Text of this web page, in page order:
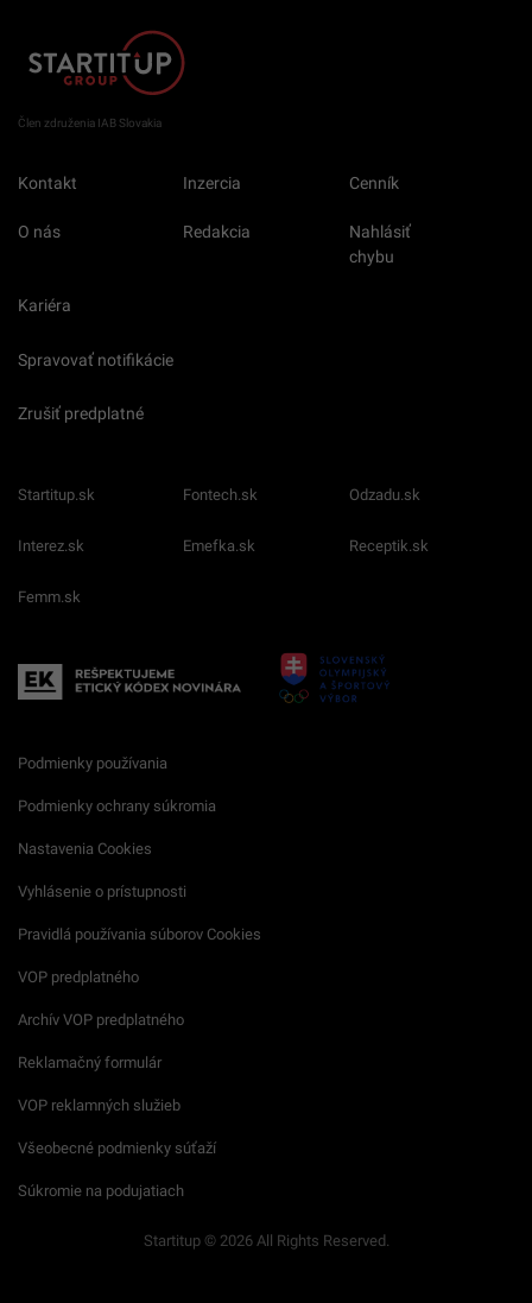
Člen združenia IAB Slovakia
Kontakt Inzercia Cenník
O nás Redakcia
Nahlásiť
chybu
Kariéra
Spravovať notifikácie
Zrušiť predplatné
Startitup.sk Fontech.sk Odzadu.sk
Interez.sk Emefka.sk Receptik.sk
Femm.sk
Podmienky používania
Podmienky ochrany súkromia
Nastavenia Cookies
Vyhlásenie o prístupnosti
Pravidlá používania súborov Cookies
VOP predplatného
Archív VOP predplatného
Reklamačný formulár
VOP reklamných služieb
Všeobecné podmienky súťaží
Súkromie na podujatiach
Startitup © 2026 All Rights Reserved.